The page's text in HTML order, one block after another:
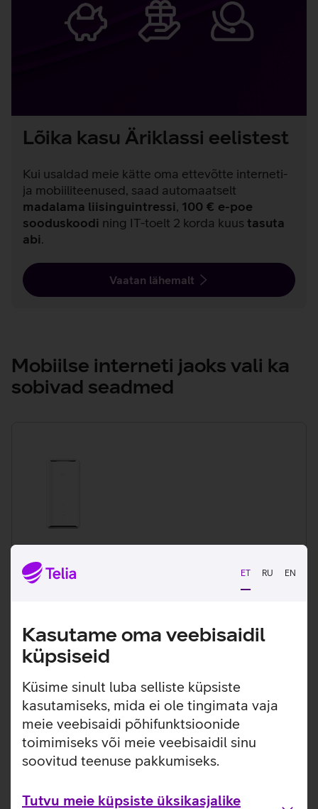
ET RU EN
Kasutame oma veebisaidil
küpsiseid
Küsime sinult luba selliste küpsiste
kasutamiseks, mida ei ole tingimata vaja
meie veebisaidi põhifunktsioonide
toimimiseks või meie veebisaidil sinu
soovitud teenuse pakkumiseks.
Tutvu meie küpsiste üksikasjalike
Lõika kasu Äriklassi eelistest
Kui usaldad meie kätte oma ettevõtte interneti-
ja mobiiliteenused, saad automaatselt
madalama liisinguintressi, 100 € e-poe
sooduskoodi ning IT-toelt 2 korda kuus tasuta
abi.
Vaatan lähemalt
Mobiilse interneti jaoks vali ka
sobivad seadmed
ZTE MC888A Ultra 5G
Vaatan wifi ruuterit
Statsionaarne ruuter kontorisse või kodukontorisse.